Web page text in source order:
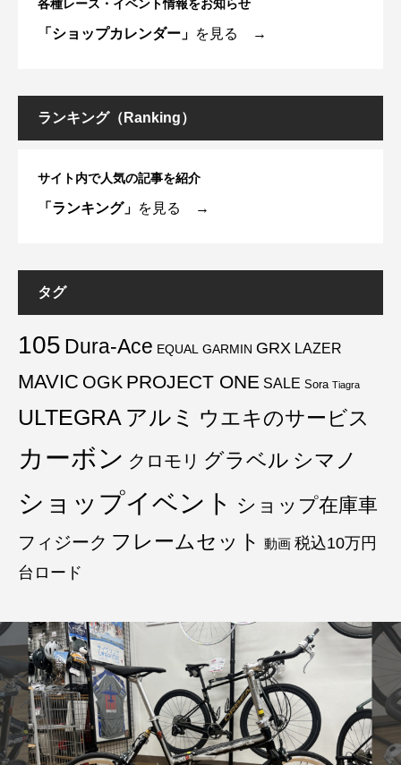
各種レース・イベント情報をお知らせ
「ショップカレンダー」 を見る →
ランキング（Ranking）
サイト内で人気の記事を紹介
「ランキング」 を見る →
タグ
105 Dura-Ace EQUAL GARMIN GRX LAZER
MAVIC OGK PROJECT ONE SALE Sora Tiagra
ULTEGRA アルミ ウエキのサービス
カーボン クロモリ グラベル シマノ
ショップイベント ショップ在庫車
フィジーク フレームセット 動画 税込10万円
台ロード